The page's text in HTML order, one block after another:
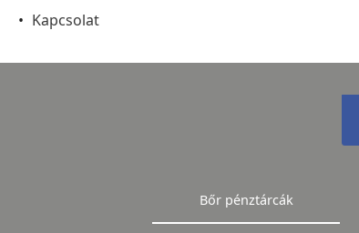
Kapcsolat
Bőr pénztárcák